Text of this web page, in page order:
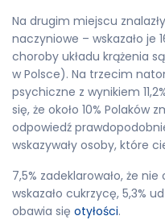
Na drugim miejscu
naczyniowe – wskazało je
choroby układu krążenia
w Polsce). Na trzecim
psychiczne z wynikiem
się, że około 10% Polaków
odpowiedź
wskazywały osoby, które
7,5% zadeklarowało, że
wskazało cukrzycę, 5,3%
obawia się otyłości.